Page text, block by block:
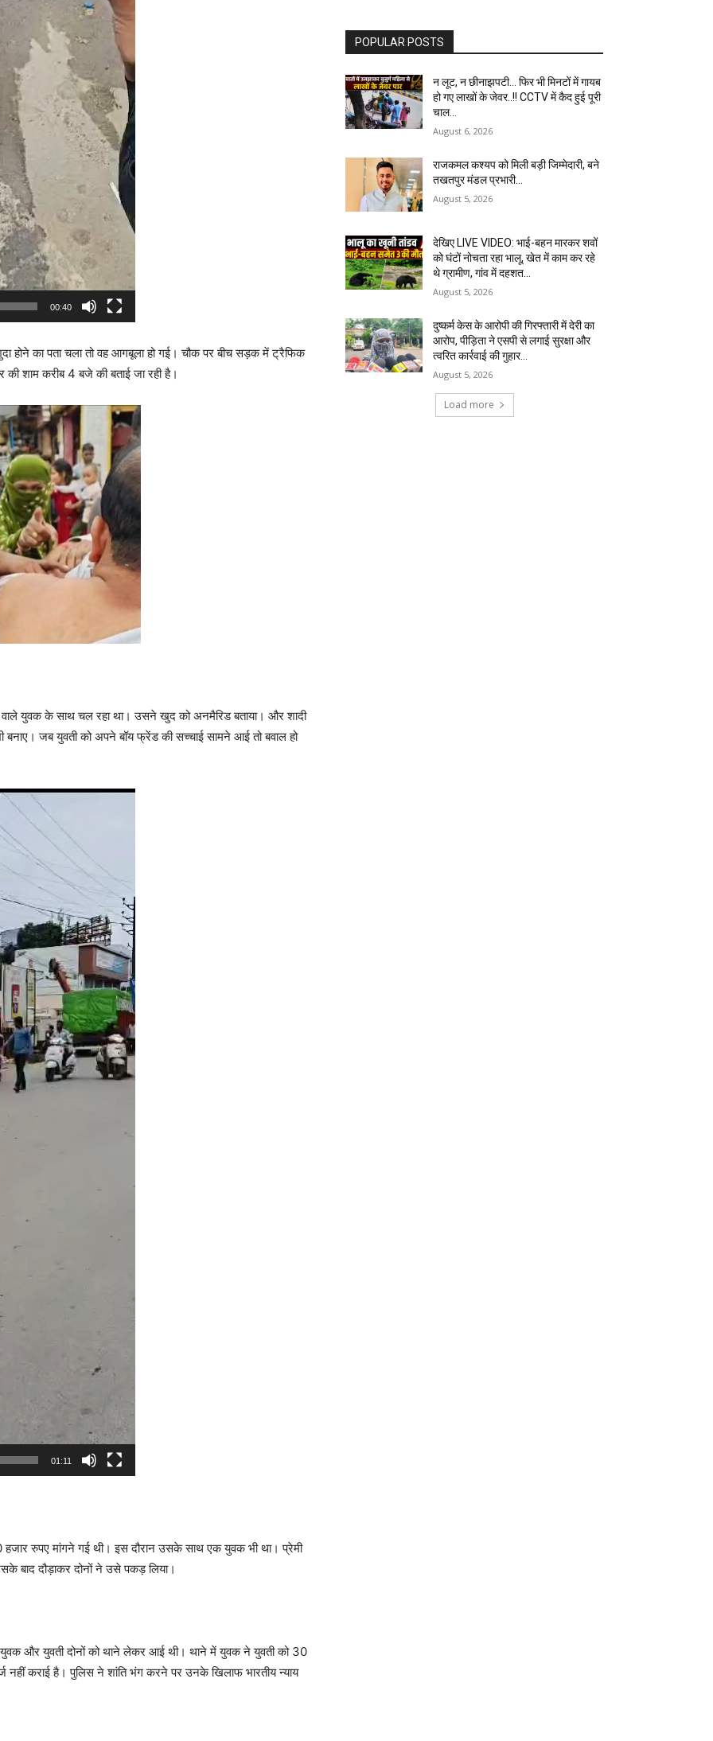
00:40
होने का पता चला तो वह आगबूला हो गई। चौक पर बीच सड़क में ट्रैफिक
शाम करीब 4 बजे की बताई जा रही है।
वाले युवक के साथ चल रहा था। उसने खुद को अनमैरिड बताया। और शादी
जब युवती को अपने बॉय फ्रेंड की सच्चाई सामने आई तो बवाल हो
01:11
रुपए मांगने गई थी। इस दौरान उसके साथ एक युवक भी था। प्रेमी
बाद दौड़ाकर दोनों ने उसे पकड़ लिया।
युवक और युवती दोनों को थाने लेकर आई थी। थाने में युवक ने युवती को 30
कराई है। पुलिस ने शांति भंग करने पर उनके खिलाफ भारतीय न्याय
August 5, 2026
आरोप, पीड़िता ने एसपी से लगाई सुरक्षा और
त्वरित कार्रवाई की गुहार…
August 5, 2026